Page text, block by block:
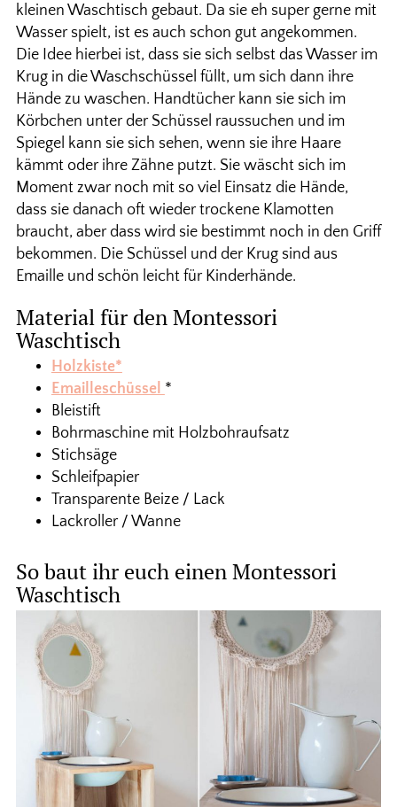
kleinen Waschtisch gebaut. Da sie eh super gerne mit
Wasser spielt, ist es auch schon gut angekommen.
Die Idee hierbei ist, dass sie sich selbst das Wasser im
Krug in die Waschschüssel füllt, um sich dann ihre
Hände zu waschen. Handtücher kann sie sich im
Körbchen unter der Schüssel raussuchen und im
Spiegel kann sie sich sehen, wenn sie ihre Haare
kämmt oder ihre Zähne putzt. Sie wäscht sich im
Moment zwar noch mit so viel Einsatz die Hände,
dass sie danach oft wieder trockene Klamotten
braucht, aber dass wird sie bestimmt noch in den Griff
bekommen. Die Schüssel und der Krug sind aus
Emaille und schön leicht für Kinderhände.
Material für den Montessori
Waschtisch
Holzkiste*
Emailleschüssel *
Bleistift
Bohrmaschine mit Holzbohraufsatz
Stichsäge
Schleifpapier
Transparente Beize / Lack
Lackroller / Wanne
So baut ihr euch einen Montessori
Waschtisch